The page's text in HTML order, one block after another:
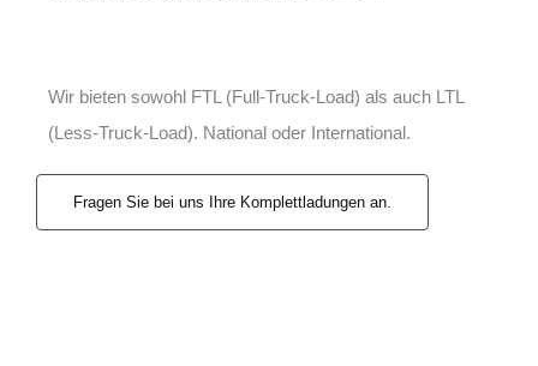
Wir bieten sowohl FTL (Full-Truck-Load) als auch LTL
(Less-Truck-Load). National oder International.
Fragen Sie bei uns Ihre Komplettladungen an.